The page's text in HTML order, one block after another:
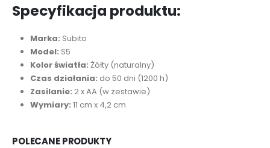
Specyfikacja produktu:
Marka: Subito
Model: S5
Kolor światła: Żółty (naturalny)
Czas działania: do 50 dni (1200 h)
Zasilanie: 2 x AA (w zestawie)
Wymiary: 11 cm x 4,2 cm
POLECANE PRODUKTY